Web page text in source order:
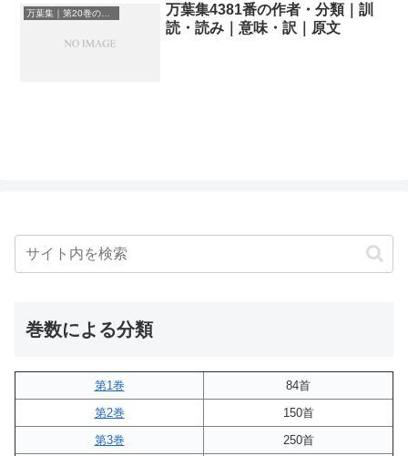
万葉集｜第20巻の和歌一覧
万葉集4381番の作者・分類｜訓
読・読み｜意味・訳｜原文
巻数による分類
第1巻
84首
第2巻
150首
第3巻
250首